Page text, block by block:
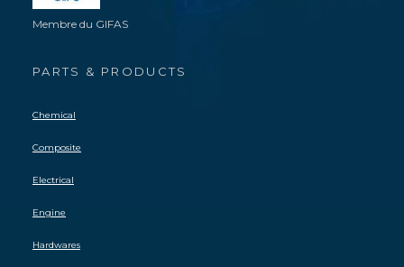
Membre du GIFAS
PARTS & PRODUCTS
Chemical
Composite
Electrical
Engine
Hardwares